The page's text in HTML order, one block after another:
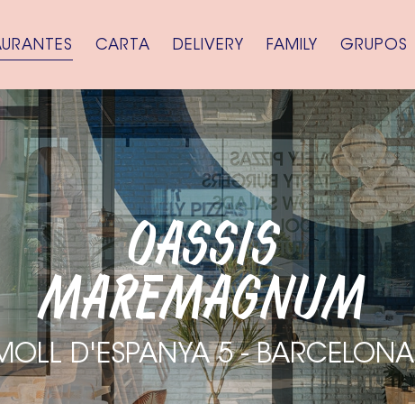
CARTA DELIVERY FAMILY GRUPOS
OASSIS
MAREMAGNUM
D'ESPANYA 5 - BARCELONA